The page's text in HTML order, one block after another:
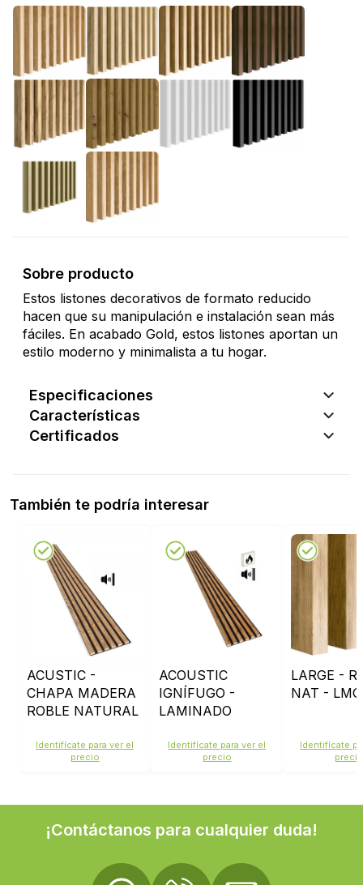
Sobre producto
Estos listones decorativos de formato reducido
hacen que su manipulación e instalación sean más
fáciles. En acabado Gold, estos listones aportan un
estilo moderno y minimalista a tu hogar.
Especificaciones
Características
Certificados
También te podría interesar
ACUSTIC -
CHAPA MADERA
ROBLE NATURAL
Identifícate para ver el
precio
ACOUSTIC
IGNÍFUGO -
LAMINADO
LMO207 -
FIELTRO NEGRO
Identifícate para ver el
precio
LARGE -
NAT -
Identifícate
precio
¡Contáctanos para cualquier duda!